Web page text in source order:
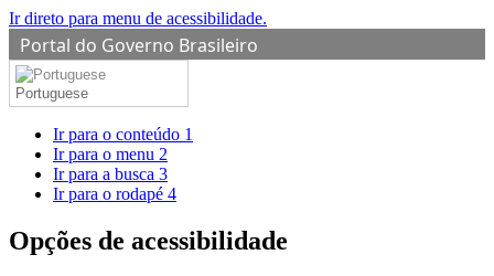
Ir direto para menu de acessibilidade.
Portal do Governo Brasileiro
Portuguese
Ir para o conteúdo 1
Ir para o menu 2
Ir para a busca 3
Ir para o rodapé 4
Opções de acessibilidade